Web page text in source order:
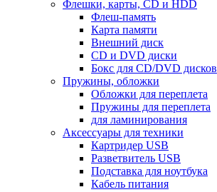
Флешки, карты, CD и HDD
Флеш-память
Карта памяти
Внешний диск
CD и DVD диски
Бокс для CD/DVD дисков
Пружины, обложки
Обложки для переплета
Пружины для переплета
для ламинирования
Аксессуары для техники
Картридер USB
Разветвитель USB
Подставка для ноутбука
Кабель питания